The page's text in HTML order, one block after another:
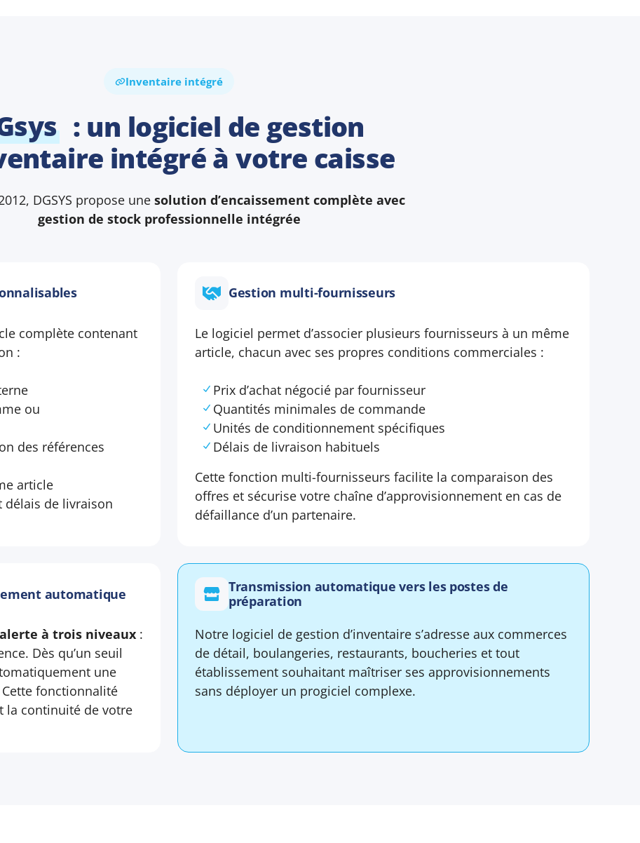
Inventaire intégré
: un logiciel de gestion
intégré à votre caisse
DGSYS propose une solution d’encaissement complète avec
gestion de stock professionnelle intégrée
complète contenant
:
ou
des références
article
délais de livraison
Gestion multi-fournisseurs
Le logiciel permet d’associer plusieurs fournisseurs à un même
article, chacun avec ses propres conditions commerciales :
Prix d’achat négocié par fournisseur
Quantités minimales de commande
Unités de conditionnement spécifiques
Délais de livraison habituels
Cette fonction multi-fournisseurs facilite la comparaison des
offres et sécurise votre chaîne d’approvisionnement en cas de
défaillance d’un partenaire.
automatique
à trois niveaux :
Dès qu’un seuil
une
fonctionnalité
la continuité de votre
Transmission automatique vers les postes de
préparation
Notre logiciel de gestion d’inventaire s’adresse aux commerces
de détail, boulangeries, restaurants, boucheries et tout
établissement souhaitant maîtriser ses approvisionnements
sans déployer un progiciel complexe.